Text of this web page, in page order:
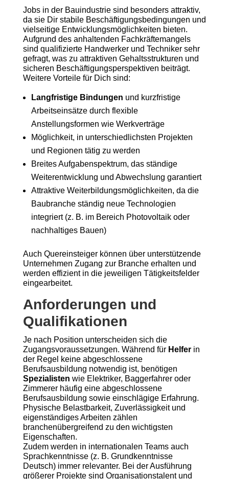
Jobs in der Bauindustrie sind besonders attraktiv,
da sie Dir stabile Beschäftigungsbedingungen und
vielseitige Entwicklungsmöglichkeiten bieten.
Aufgrund des anhaltenden Fachkräftemangels
sind qualifizierte Handwerker und Techniker sehr
gefragt, was zu attraktiven Gehaltsstrukturen und
sicheren Beschäftigungsperspektiven beiträgt.
Weitere Vorteile für Dich sind:
Langfristige Bindungen und kurzfristige
Arbeitseinsätze durch flexible
Anstellungsformen wie Werkverträge
Möglichkeit, in unterschiedlichsten Projekten
und Regionen tätig zu werden
Breites Aufgabenspektrum, das ständige
Weiterentwicklung und Abwechslung garantiert
Attraktive Weiterbildungsmöglichkeiten, da die
Baubranche ständig neue Technologien
integriert (z. B. im Bereich Photovoltaik oder
nachhaltiges Bauen)
Auch Quereinsteiger können über unterstützende
Unternehmen Zugang zur Branche erhalten und
werden effizient in die jeweiligen Tätigkeitsfelder
eingearbeitet.
Anforderungen und
Qualifikationen
Je nach Position unterscheiden sich die
Zugangsvoraussetzungen. Während für Helferin
der Regel keine abgeschlossene
Berufsausbildung notwendig ist, benötigen
Spezialisten wie Elektriker, Baggerfahrer oder
Zimmerer häufig eine abgeschlossene
Berufsausbildung sowie einschlägige Erfahrung.
Physische Belastbarkeit, Zuverlässigkeit und
eigenständiges Arbeiten zählen
branchenübergreifend zu den wichtigsten
Eigenschaften.
Zudem werden in internationalen Teams auch
Sprachkenntnisse (z. B. Grundkenntnisse
Deutsch) immer relevanter. Bei der Ausführung
größerer Projekte sind Organisationstalent und